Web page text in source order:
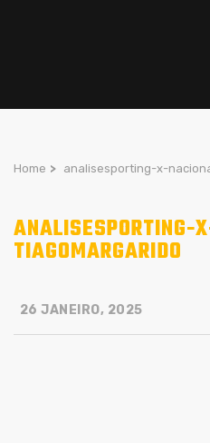
Home > analisesporting-x-
ANALISESPORTING-
TIAGOMARGARIDO
26 JANEIRO, 2025